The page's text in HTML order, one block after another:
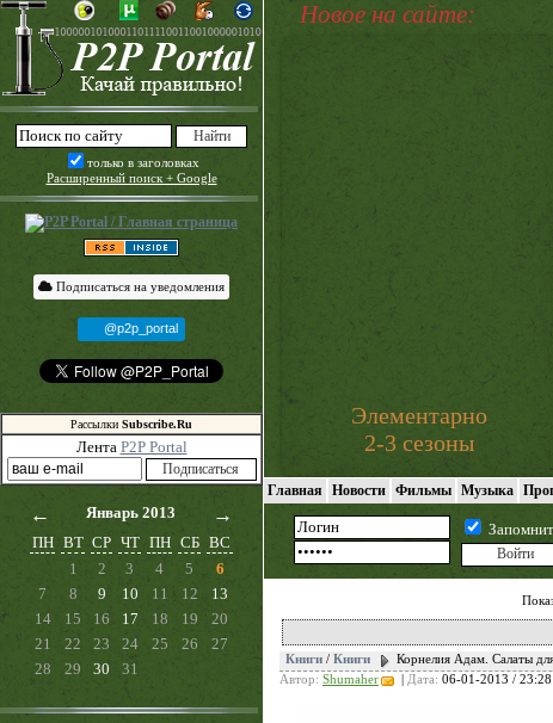
только в заголовках
Расширенный поиск + Google
Подписаться на уведомления
@p2p_portal
Рассылки Subscribe.Ru
Лента P2P Portal
← Январь 2013 →
ПН ВТ СР ЧТ ПН СБ ВС
1
2 3 4 5
6
7
8 9 10 11 12
13
14
15 16 17 18 19
20
21
22 23 24 25 26
27
28
29 30 31
Новое на сайте:
Элементарно
2-3 сезоны
Главная Новости Фильмы Музыка
Книги / Книги
Корнелия Адам. Салаты
Автор: Shumaher Дата: 06-01-2013 / 23:28